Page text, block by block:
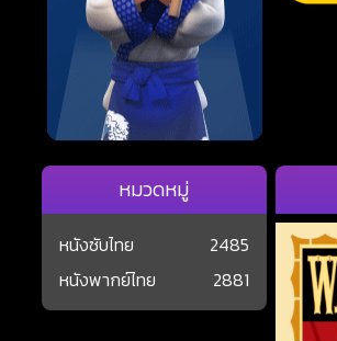
หมวดหมู่
หนังซับไทย
2485
หนังพากย์ไทย
2881